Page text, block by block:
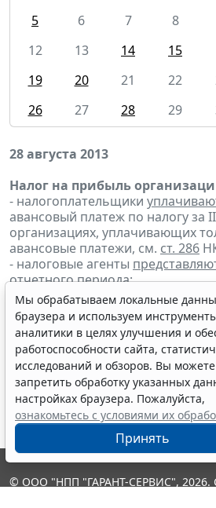
5
6 7 8
12
13 14 15
19
20 21 22
26
27 28 29
28 августа 2013
Налог на прибыль
- налогоплательщики
авансовый платеж по налогу за
организациях, уплачивающих
авансовые платежи, см. ст. 286
- налоговые агенты
отчетного периода;
- налогоплательщики,
авансовые платежи исходя из
полученной прибыли,
декларациюиуплачивают
июль 2013 г.
Мы обрабатываем локальные
браузера и используем
аналитики в целях улучшения и
работоспособности сайта,
исследований и обзоров. Вы можете
запретить обработку указанных
настройках браузера. Пожалуйста,
ознакомьтесь с условиями их
Принять
© ООО "НПП "ГАРАНТ-СЕРВИС", 2026.